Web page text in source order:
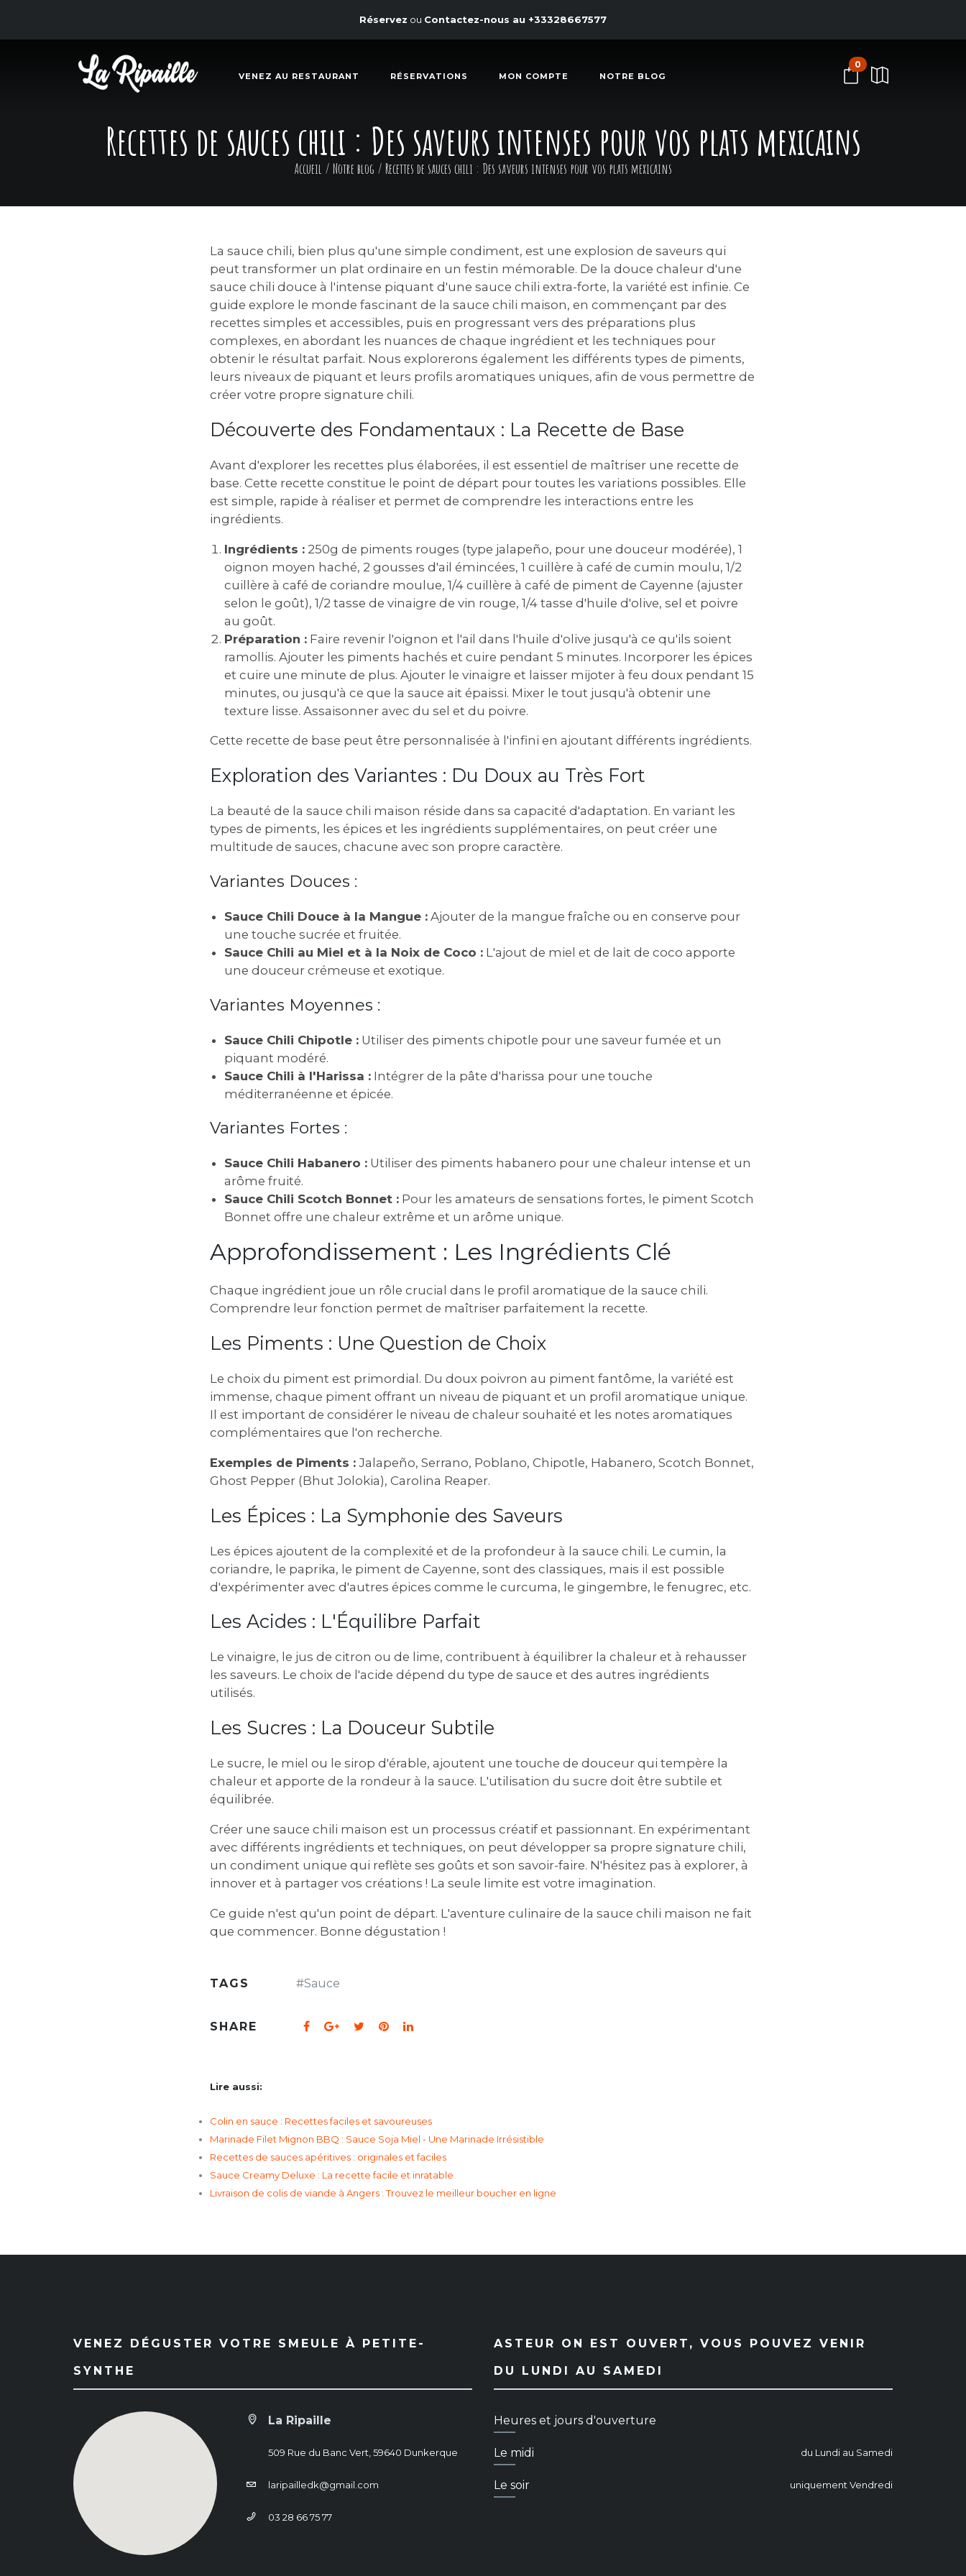
Réservez ou Contactez-nous au +33328667577
VENEZ AU RESTAURANT RÉSERVATIONS MON COMPTE NOTRE BLOG
0
Recettes de sauces chili : Des saveurs intenses pour vos plats mexicains
Accueil/ Notre blog / Recettes de sauces chili : Des saveurs intenses pour vos plats mexicains
La sauce chili, bien plus qu'une simple condiment, est une explosion de saveurs qui
peut transformer un plat ordinaire en un festin mémorable. De la douce chaleur d'une
sauce chili douce à l'intense piquant d'une sauce chili extra-forte, la variété est infinie. Ce
guide explore le monde fascinant de la sauce chili maison, en commençant par des
recettes simples et accessibles, puis en progressant vers des préparations plus
complexes, en abordant les nuances de chaque ingrédient et les techniques pour
obtenir le résultat parfait. Nous explorerons également les différents types de piments,
leurs niveaux de piquant et leurs profils aromatiques uniques, afin de vous permettre de
créer votre propre signature chili.
Découverte des Fondamentaux : La Recette de Base
Avant d'explorer les recettes plus élaborées, il est essentiel de maîtriser une recette de
base. Cette recette constitue le point de départ pour toutes les variations possibles. Elle
est simple, rapide à réaliser et permet de comprendre les interactions entre les
ingrédients.
Ingrédients : 250g de piments rouges (type jalapeño, pour une douceur modérée), 1
oignon moyen haché, 2 gousses d'ail émincées, 1 cuillère à café de cumin moulu, 1/2
cuillère à café de coriandre moulue, 1/4 cuillère à café de piment de Cayenne (ajuster
selon le goût), 1/2 tasse de vinaigre de vin rouge, 1/4 tasse d'huile d'olive, sel et poivre
au goût.
Préparation : Faire revenir l'oignon et l'ail dans l'huile d'olive jusqu'à ce qu'ils soient
ramollis. Ajouter les piments hachés et cuire pendant 5 minutes. Incorporer les épices
et cuire une minute de plus. Ajouter le vinaigre et laisser mijoter à feu doux pendant 15
minutes, ou jusqu'à ce que la sauce ait épaissi. Mixer le tout jusqu'à obtenir une
texture lisse. Assaisonner avec du sel et du poivre.
Cette recette de base peut être personnalisée à l'infini en ajoutant différents ingrédients.
Exploration des Variantes : Du Doux au Très Fort
La beauté de la sauce chili maison réside dans sa capacité d'adaptation. En variant les
types de piments, les épices et les ingrédients supplémentaires, on peut créer une
multitude de sauces, chacune avec son propre caractère.
Variantes Douces :
Sauce Chili Douce à la Mangue : Ajouter de la mangue fraîche ou en conserve pour
une touche sucrée et fruitée.
Sauce Chili au Miel et à la Noix de Coco : L'ajout de miel et de lait de coco apporte
une douceur crémeuse et exotique.
Variantes Moyennes :
Sauce Chili Chipotle : Utiliser des piments chipotle pour une saveur fumée et un
piquant modéré.
Sauce Chili à l'Harissa : Intégrer de la pâte d'harissa pour une touche
méditerranéenne et épicée.
Variantes Fortes :
Sauce Chili Habanero : Utiliser des piments habanero pour une chaleur intense et un
arôme fruité.
Sauce Chili Scotch Bonnet : Pour les amateurs de sensations fortes, le piment Scotch
Bonnet offre une chaleur extrême et un arôme unique.
Approfondissement : Les Ingrédients Clé
Chaque ingrédient joue un rôle crucial dans le profil aromatique de la sauce chili.
Comprendre leur fonction permet de maîtriser parfaitement la recette.
Les Piments : Une Question de Choix
Le choix du piment est primordial. Du doux poivron au piment fantôme, la variété est
immense, chaque piment offrant un niveau de piquant et un profil aromatique unique.
Il est important de considérer le niveau de chaleur souhaité et les notes aromatiques
complémentaires que l'on recherche.
Exemples de Piments : Jalapeño, Serrano, Poblano, Chipotle, Habanero, Scotch Bonnet,
Ghost Pepper (Bhut Jolokia), Carolina Reaper.
Les Épices : La Symphonie des Saveurs
Les épices ajoutent de la complexité et de la profondeur à la sauce chili. Le cumin, la
coriandre, le paprika, le piment de Cayenne, sont des classiques, mais il est possible
d'expérimenter avec d'autres épices comme le curcuma, le gingembre, le fenugrec, etc.
Les Acides : L'Équilibre Parfait
Le vinaigre, le jus de citron ou de lime, contribuent à équilibrer la chaleur et à rehausser
les saveurs. Le choix de l'acide dépend du type de sauce et des autres ingrédients
utilisés.
Les Sucres : La Douceur Subtile
Le sucre, le miel ou le sirop d'érable, ajoutent une touche de douceur qui tempère la
chaleur et apporte de la rondeur à la sauce. L'utilisation du sucre doit être subtile et
équilibrée.
Créer une sauce chili maison est un processus créatif et passionnant. En expérimentant
avec différents ingrédients et techniques, on peut développer sa propre signature chili,
un condiment unique qui reflète ses goûts et son savoir-faire. N'hésitez pas à explorer, à
innover et à partager vos créations ! La seule limite est votre imagination.
Ce guide n'est qu'un point de départ. L'aventure culinaire de la sauce chili maison ne fait
que commencer. Bonne dégustation !
TAGS #Sauce
SHARE
Lire aussi:
Colin en sauce : Recettes faciles et savoureuses
Marinade Filet Mignon BBQ : Sauce Soja Miel - Une Marinade Irrésistible
Recettes de sauces apéritives : originales et faciles
Sauce Creamy Deluxe : La recette facile et inratable
Livraison de colis de viande à Angers : Trouvez le meilleur boucher en ligne
VENEZ DÉGUSTER VOTRE SMEULE À PETITE-
SYNTHE
La Ripaille
509 Rue du Banc Vert, 59640 Dunkerque
laripailledk@gmail.com
03 28 66 75 77
ASTEUR ON EST OUVERT, VOUS POUVEZ VENIR
DU LUNDI AU SAMEDI
Heures et jours d'ouverture
Le midi du Lundi au Samedi
Le soir uniquement Vendredi